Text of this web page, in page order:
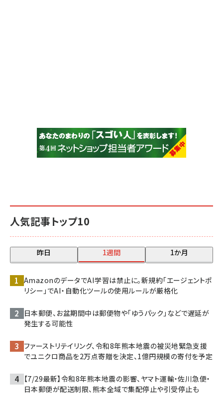
人気記事トップ10
昨日 1週間 1か月
AmazonのデータでAI学習は禁止に。新規約「エージェントポ
リシー」でAI・自動化ツールの使用ルールが厳格化
日本郵便、お盆期間中は郵便物や「ゆうパック」などで遅延が
発生する可能性
ファーストリテイリング、令和8年熊本地震の被災地緊急支援
でユニクロ商品を2万点寄贈を決定、1億円規模の寄付を予定
【7/29最新】令和8年熊本地震の影響、ヤマト運輸・佐川急便・
日本郵便が配送制限、熊本全域で集配停止や引受停止も